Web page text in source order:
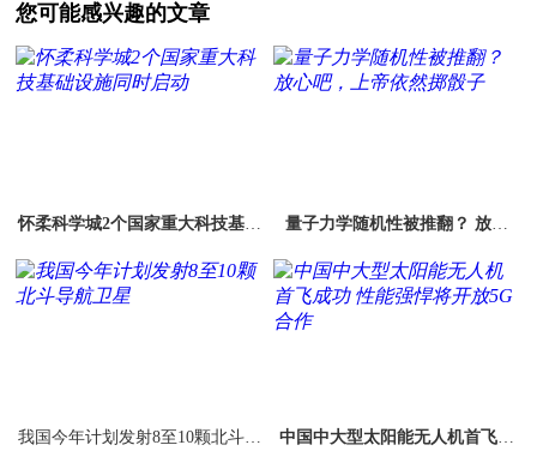
您可能感兴趣的文章
怀柔科学城2个国家重大科技基础
量子力学随机性被推翻？ 放心
我国今年计划发射8至10颗北斗导
中国中大型太阳能无人机首飞成